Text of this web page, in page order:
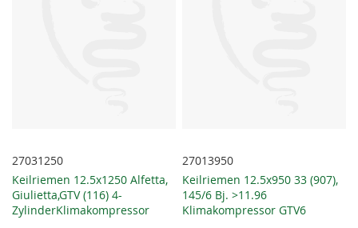
27031250
Keilriemen 12.5x1250 Alfetta,
Giulietta,GTV (116) 4-
ZylinderKlimakompressor
27013950
Keilriemen 12.5x950 33 (907),
145/6 Bj. >11.96
Klimakompressor GTV6